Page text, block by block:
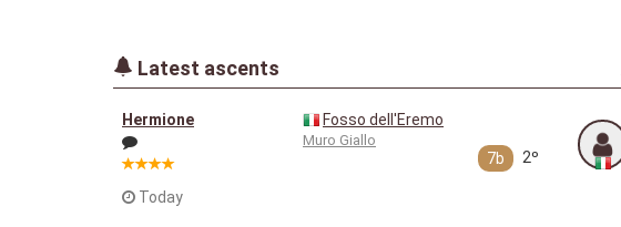
Latest ascents
Hermione
Today
Fosso dell'Eremo
Muro Giallo
7b 2º